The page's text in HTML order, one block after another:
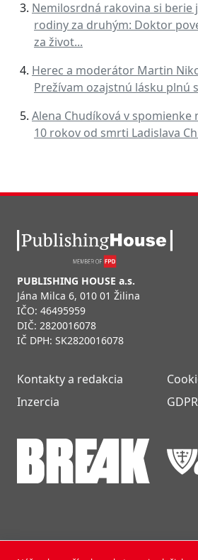
Nemilosrdná rakovina si berie
rodiny za druhým: Doktor
za život...
Herec a moderátor Martin
Prežívam ozajstnú lásku plnú
Alena Chudíková v spomienke
10 rokov od smrti Ladislava
PUBLISHING HOUSE a.s.
Jána Milca 6, 010 01 Žilina
IČO: 46495959
DIČ: 2820016078
IČ DPH: SK2820016078
Kontakty a redakcia
Inzercia
GDPR